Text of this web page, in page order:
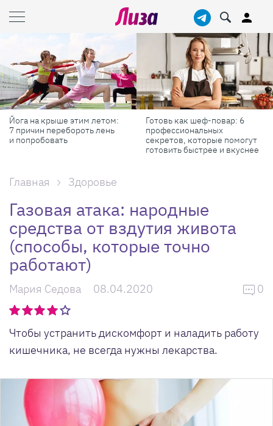
лень
Готовь как шеф-повар: 6
профессиональных
секретов, которые помогут
готовить быстрее и вкуснее
Масштабные
самые красивые
России в августе
Главная Здоровье
Газовая атака: народные
средства от вздутия живота
(способы, которые точно
работают)
Мария Седова 08.04.2020 0
Чтобы устранить дискомфорт и наладить работу
кишечника, не всегда нужны лекарства.